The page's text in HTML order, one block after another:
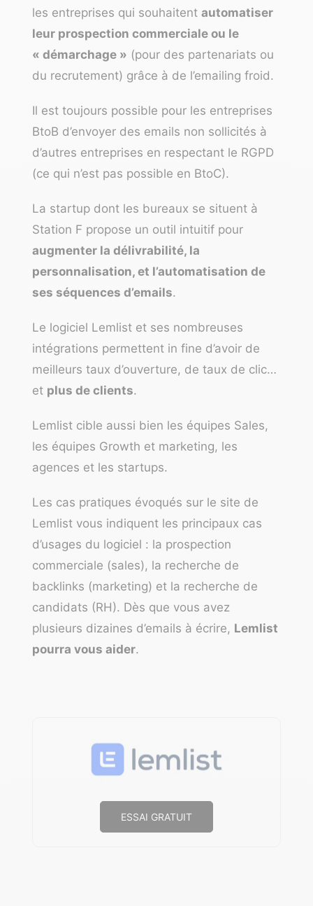
les entreprises qui souhaitent automatiser
leur prospection commerciale ou le
« démarchage » (pour des partenariats ou
du recrutement) grâce à de l’emailing froid.
Il est toujours possible pour les entreprises
BtoB d’envoyer des emails non sollicités à
d’autres entreprises en respectant le RGPD
(ce qui n’est pas possible en BtoC).
La startup dont les bureaux se situent à
Station F propose un outil intuitif pour
augmenter la délivrabilité, la
personnalisation, et l’automatisation de
ses séquences d’emails.
Le logiciel Lemlist et ses nombreuses
intégrations permettent in fine d’avoir de
meilleurs taux d’ouverture, de taux de clic…
et plus de clients.
Lemlist cible aussi bien les équipes Sales,
les équipes Growth et marketing, les
agences et les startups.
Les cas pratiques évoqués sur le site de
Lemlist vous indiquent les principaux cas
d’usages du logiciel : la prospection
commerciale (sales), la recherche de
backlinks (marketing) et la recherche de
candidats (RH). Dès que vous avez
plusieurs dizaines d’emails à écrire, Lemlist
pourra vous aider.
ESSAI GRATUIT